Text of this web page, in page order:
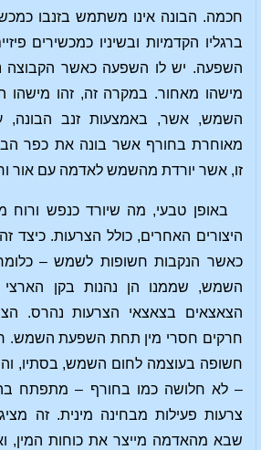
חכמה. הבונה אינו משתמש בזנבו
ברגליו הקדמיות ובשיניו כמכשירים
השפעה. יש לו השפעה כאשר הקבוצה
מישהו מאחור. במקרה זה, זהו מישהו
השמש, אשר, באמצעות זנב הבונה,
מאוחרת בחורף אשר בונה את כפר
זו, אשר יורדת מהשמש לאדמה עם אור
באופן טבעי, מה שיורד כנפש ורוח
היצורים האחרים, כולל הצרעות. כיצד
כאשר הנקבות חשופות לשמש –
השמש, שממנו הן נהנות בקן
הצאצאים בצאצאי הצרעות נהרס.
חרקים חסרי מין תחת השפעת השמש.
חשופה בעוצמה לחום השמש, בסתיו,
– לא חלושה כמו בחורף – מתפתח
צרעות פעילות מבחינה מינית. זה
שבא מהאדמה מייצר את כוחות המין,